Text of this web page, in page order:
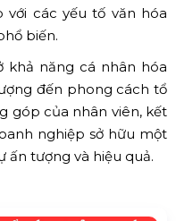
các yếu tố văn hóa
biến.
năng cá nhân hóa
đến phong cách tổ
góp của nhân viên, kết
nghiệp sở hữu một
ấn tượng và hiệu quả.